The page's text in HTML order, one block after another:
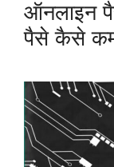
ऑनलाइन
पैसे कैसे